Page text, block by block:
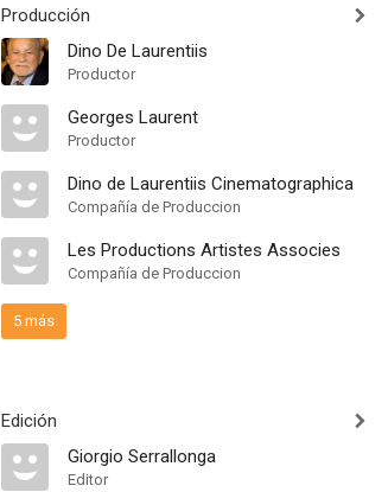
Producción
Dino De Laurentiis
Productor
Georges Laurent
Productor
Dino de Laurentiis Cinematographica
Compañía de Produccion
Les Productions Artistes Associes
Compañía de Produccion
5 más
Edición
Giorgio Serrallonga
Editor